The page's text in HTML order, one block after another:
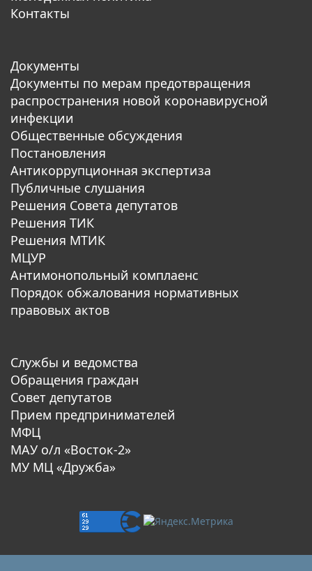
Контакты
Документы
Документы по мерам предотвращения
распространения новой коронавирусной
инфекции
Общественные обсуждения
Постановления
Антикоррупционная экспертиза
Публичные слушания
Решения Совета депутатов
Решения ТИК
Решения МТИК
МЦУР
Антимонопольный комплаенс
Порядок обжалования нормативных
правовых актов
Службы и ведомства
Обращения граждан
Совет депутатов
Прием предпринимателей
МФЦ
МАУ о/л «Восток-2»
МУ МЦ «Дружба»